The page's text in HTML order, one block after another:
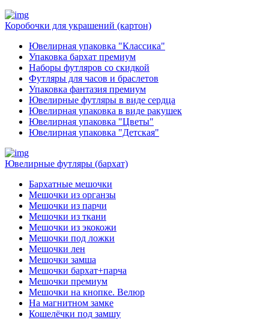
Коробочки для украшений (картон)
Ювелирная упаковка "Классика"
Упаковка бархат премиум
Наборы футляров со скидкой
Футляры для часов и браслетов
Упаковка фантазия премиум
Ювелирные футляры в виде сердца
Ювелирная упаковка в виде ракушек
Ювелирная упаковка "Цветы"
Ювелирная упаковка "Детская"
Ювелирные футляры (бархат)
Бархатные мешочки
Мешочки из органзы
Мешочки из парчи
Мешочки из ткани
Мешочки из экокожи
Мешочки под ложки
Мешочки лен
Мешочки замша
Мешочки бархат+парча
Мешочки премиум
Мешочки на кнопке. Велюр
На магнитном замке
Кошелёчки под замшу